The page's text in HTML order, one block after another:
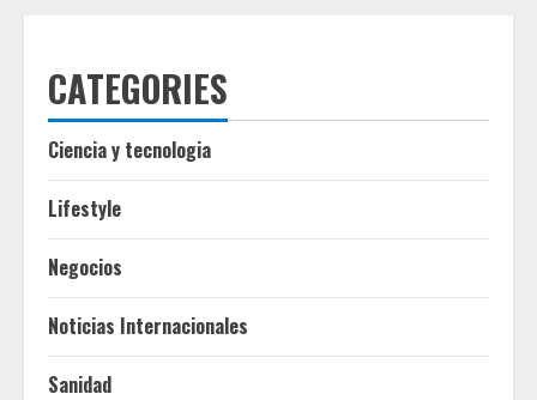
CATEGORIES
Ciencia y tecnologia
Lifestyle
Negocios
Noticias Internacionales
Sanidad